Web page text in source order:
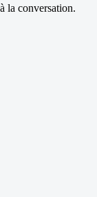
la conversation.